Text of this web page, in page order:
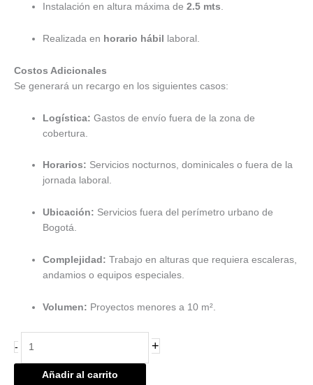
Instalación en altura máxima de2.5 mts
Realizada en horario hábil laboral.
Costos Adicionales
Se generará un recargo en los siguientes casos:
Logística: Gastos de envío fuera de la zona de
cobertura.
Horarios: Servicios nocturnos, dominicales o fuera de la
jornada laboral.
Ubicación: Servicios fuera del perímetro urbano de
Bogotá.
Complejidad: Trabajo en alturas que requiera escaleras,
andamios o equipos especiales.
Volumen: Proyectos menores a 10 m².
- +
Añadir al carrito